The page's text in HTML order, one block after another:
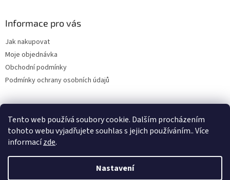
Tento web používá soubory cookie. Dalším procházením
tohoto webu vyjadřujete souhlas s jejich používáním.. Více
informacízde.
Nastavení
Informace pro vás
Jak nakupovat
Moje objednávka
Obchodní podmínky
Podmínky ochrany osobních údajů
Facebook FREPRO-TORK.CZ Instagram FREPRO-TORK.cz
Vytvořil Shoptet